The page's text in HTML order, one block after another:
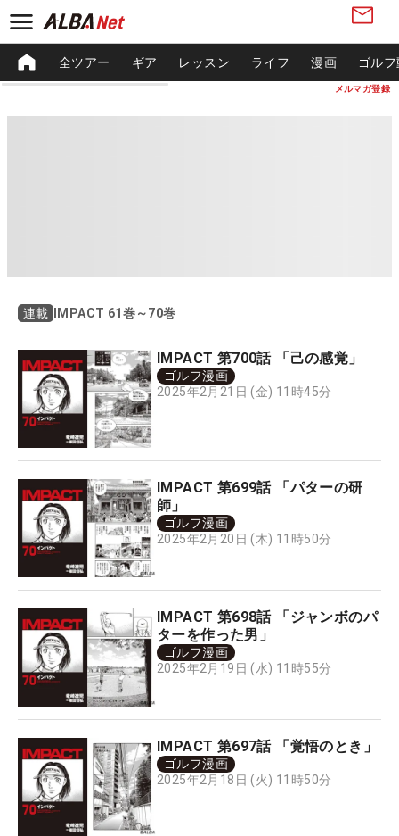
メルマガ登録
全ツアー ギア レッスン ライフ 漫画 ゴル
連載 IMPACT 61巻～70巻
IMPACT 第700話 「己の感覚」
ゴルフ漫画
2025年2月21日 (金) 11時45分
IMPACT 第699話 「パターの研
師」
ゴルフ漫画
2025年2月20日 (木) 11時50分
IMPACT 第698話 「ジャンボのパ
ターを作った男」
ゴルフ漫画
2025年2月19日 (水) 11時55分
IMPACT 第697話 「覚悟のとき」
ゴルフ漫画
2025年2月18日 (火) 11時50分